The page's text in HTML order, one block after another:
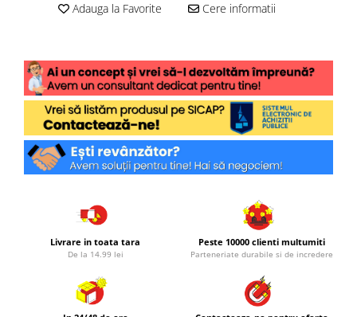
Adauga la Favorite Cere informatii
Livrare in toata tara
De la 14.99 lei
Peste 10000 clienti multumiti
Parteneriate durabile si de incredere